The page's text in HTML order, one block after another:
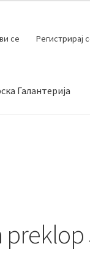
се Регистрирај
Галантерија
preklop